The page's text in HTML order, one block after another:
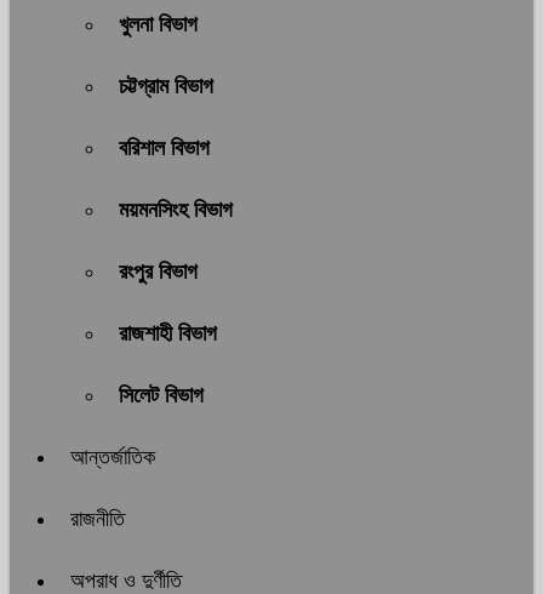
খুলনা বিভাগ
চট্টগ্রাম বিভাগ
বরিশাল বিভাগ
ময়মনসিংহ বিভাগ
রংপুর বিভাগ
রাজশাহী বিভাগ
সিলেট বিভাগ
আন্তর্জাতিক
রাজনীতি
অপরাধ ও দুর্ণীতি